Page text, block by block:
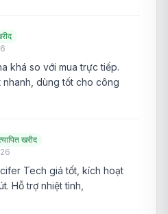
khá so với mua trực tiếp.
nhanh, dùng tốt cho công
खरीद
Tech giá tốt, kích hoạt
Hỗ trợ nhiệt tình,